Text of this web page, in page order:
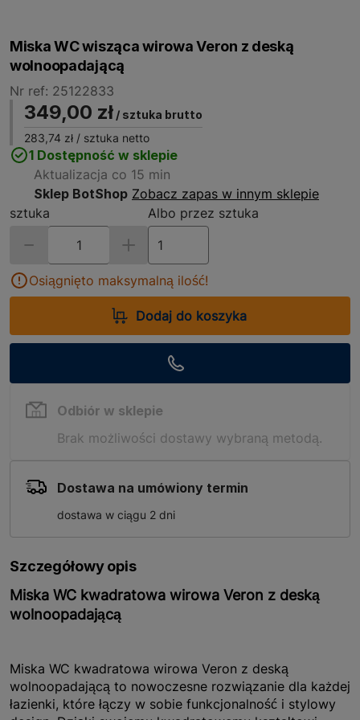
Miska WC wisząca wirowa Veron z deską
wolnoopadającą
Nr ref: 25122833
349,00 zł / sztuka brutto
283,74 zł / sztuka netto
1 Dostępność w sklepie
Aktualizacja co 15 min
Sklep BotShop Zobacz zapas w innym sklepie
sztuka
Albo przez sztuka
Osiągnięto maksymalną ilość!
Dodaj do koszyka
Odbiór w sklepie
Brak możliwości dostawy wybraną metodą.
Dostawa na umówiony termin
dostawa w ciągu 2 dni
Szczegółowy opis
Miska WC kwadratowa wirowa Veron z deską
wolnoopadającą
Miska WC kwadratowa wirowa Veron z deską
wolnoopadającą to nowoczesne rozwiązanie dla każdej
łazienki, które łączy w sobie funkcjonalność i stylowy